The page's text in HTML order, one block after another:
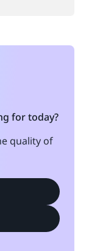
for today?
quality of